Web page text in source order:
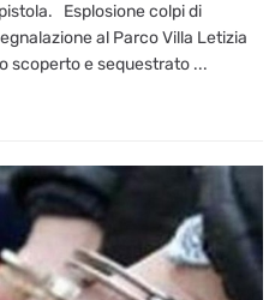
Esplosione colpi di
al Parco Villa Letizia
scoperto e sequestrato ...